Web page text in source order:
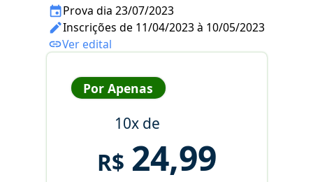
Prova dia 23/07/2023
Inscrições de 11/04/2023 à 10/05/2023
Ver edital
Por Apenas
10x de
R$ 24,99